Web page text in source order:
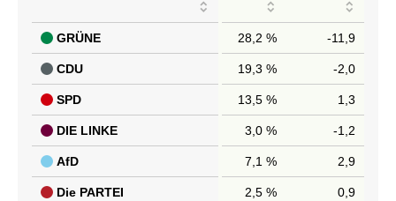
GRÜNE 28,2 % -11,9
CDU 19,3 % -2,0
SPD 13,5 % 1,3
DIE LINKE 3,0 % -1,2
AfD 7,1 % 2,9
Die PARTEI 2,5 % 0,9